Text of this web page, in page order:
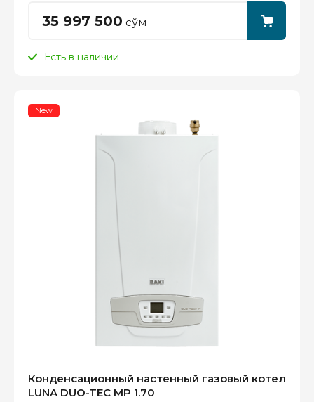
35 997 500 сўм
Есть в наличии
New
Конденсационный настенный газовый котел
LUNA DUO-TEC MP 1.70